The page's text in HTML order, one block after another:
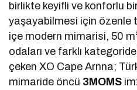
birlikte keyifli ve konforlu
yaşayabilmesi için özenle
içe modern mimarisi, 50
odaları ve farklı
çeken XO Cape Arnna;
mimaride öncü 3MOMS